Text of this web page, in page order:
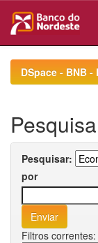
navigationDSpace - BNB
Pesquisar:
por
Filtros correntes: